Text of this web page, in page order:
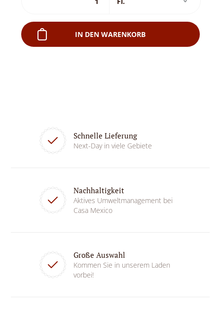
IN DEN WARENKORB
Schnelle Lieferung
Next-Day in viele Gebiete
Nachhaltigkeit
Aktives Umweltmanagement bei
Casa Mexico
Große Auswahl
Kommen Sie in unserem Laden
vorbei!